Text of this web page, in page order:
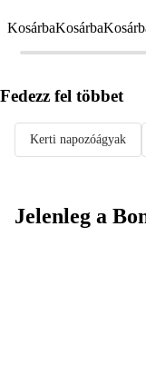
KosárbaKosárba
Fedezz fel többet
Kerti napozóágyak
Jelenleg a